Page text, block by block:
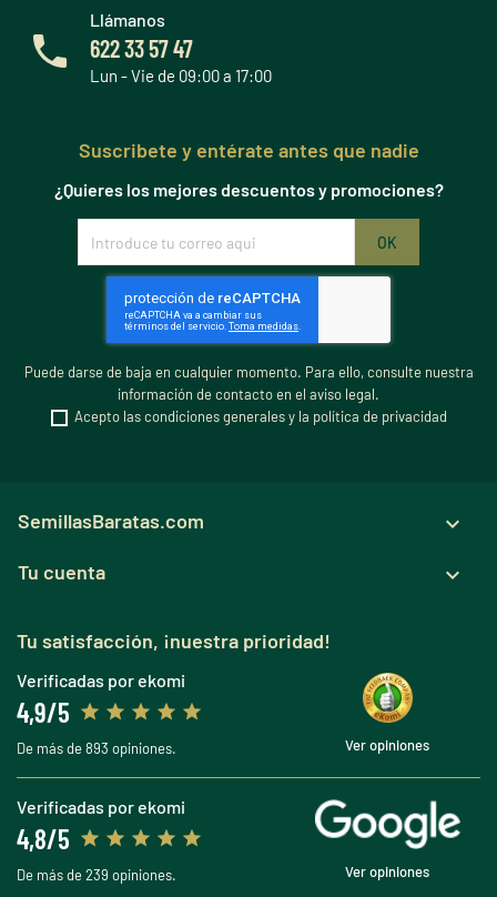
Llámanos
622 33 57 47
Lun - Vie de 09:00 a 17:00
Suscribete y entérate antes que nadie
¿Quieres los mejores descuentos y promociones?
Puede darse de baja en cualquier momento. Para ello, consulte nuestra
información de contacto en el aviso legal.
Acepto las condiciones generales y la política de privacidad
SemillasBaratas.com 
Tu cuenta 
Tu satisfacción, ¡nuestra prioridad!
Verificadas por ekomi
4,9/5
De más de 893 opiniones. Ver opiniones
Verificadas por ekomi
4,8/5
De más de 239 opiniones. Ver opiniones